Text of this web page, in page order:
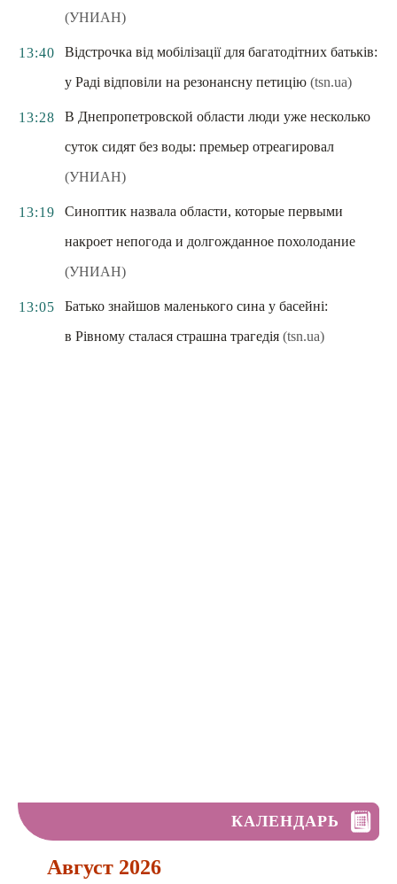
(УНИАН)
13:40
Відстрочка від мобілізації для багатодітних батьків:
у Раді відповіли на резонансну петицію (tsn.ua)
13:28
В Днепропетровской области люди уже несколько
суток сидят без воды: премьер отреагировал
(УНИАН)
13:19
Синоптик назвала области, которые первыми
накроет непогода и долгожданное похолодание
(УНИАН)
13:05
Батько знайшов маленького сина у басейні:
в Рівному сталася страшна трагедія (tsn.ua)
КАЛЕНДАРЬ
Август 2026